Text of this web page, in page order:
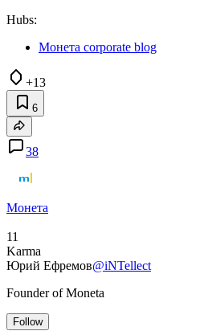
Hubs:
Монета corporate blog
+13
6
38
Монета
11
Karma
Юрий Ефремов@iNTellect
Founder of Moneta
Follow